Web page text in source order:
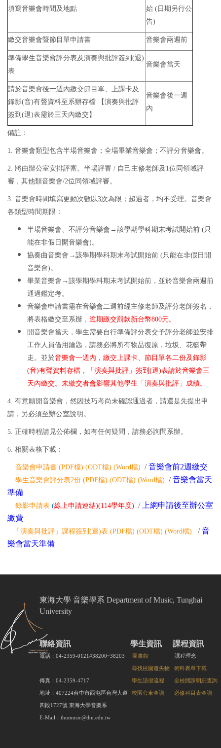
填寫音樂會時間及地點
始 (日期另行公
告)
繳交音樂會暨節目單申請書 音樂會兩週前
準備學生音樂會評分表及演奏與批評簽到(退)
表
音樂會當天
請於音樂會後一週內繳交節目單、上課卡及
錄影(音)有聲資料至系辦存檔 【演奏與批評
簽到(退)表需於三天內繳交】
音樂會後一週
內
備註：
1. 音樂會類型包含半場音樂會；全場畢業音樂會；不評分音樂會。
2. 將由辦公室安排評審。半場評審 / 自己主修老師及1位同領域評
審，其他類音樂會/2位同領域評審。
3. 音樂會時間填寫更動次數以3次為限；超過者，均不受理。音樂會
各類型時間期限：
半場音樂會、不評分音樂會→該學期學科期末考試開始前 (只
能在非假日開音樂會)。
協奏曲音樂會→該學期學科期末考試開始前 (只能在非假日開
音樂會)。
畢業音樂會→該學期學科期末考試開始前，並於音樂會兩週前
通過鑑定考。
音樂會申請書需在音樂會二週前經主修老師及評分老師簽名，
將表格繳交至系辦， 逾期繳交罰款新台幣800元。
開音樂會當天，學生需要自行準備評分表交予評分老師並安排
工作人員借用鑰匙，請務必將所有物品復原，垃圾、花籃帶
走。並於音樂會一週內，繳交上課卡、節目單各二份及錄影
(音)有聲資料存檔 ，
「演奏與批評」簽到(退)表請於音樂會三
天內繳交。未繳交者會影響其他學生「演奏與批評」成績。
4. 有意願開音樂會，然因技巧考尚未確認通過者，請還是先提出申
請，另必須至辦公室說明。
5. 正確時程請見公佈欄，如有任何疑問，請務必詢問系辦。
6. 相關表格下載：
音樂會申請書 (PDF檔) (ODT檔) (Word檔) /音樂會前2週繳交
學生音樂會評分表2份 (PDF檔) (ODT檔) (Word檔) /音樂會當天
準備
錄影申請表 (線上申請連結)(114學年度) /
上網申請後至辦公室
繳費
「演奏與批評」課程簽到(退)表 (PDF檔) (ODT檔) (Word檔) /音
樂會當天準備
東海大學 音樂學系 Department of Music, Tunghai
University
聯絡資訊
電話：04-2359-0121#38200~38203
傳真：04-2359-4717
地址：407224台中市西屯區台灣大道
四段1727號 東海大學音樂系
E-Mail：thumusic@thu.edu.tw
學生資訊
圖書館
尋找校園遺失物
學生請假流程
校園公車查詢
課程資訊
課程理念
術科表單下載
全校開課明細查詢
必修科目表查詢